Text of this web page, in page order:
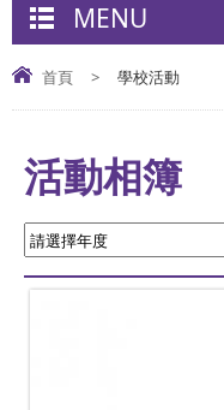
MENU
首頁 > 學校活動
活動相簿